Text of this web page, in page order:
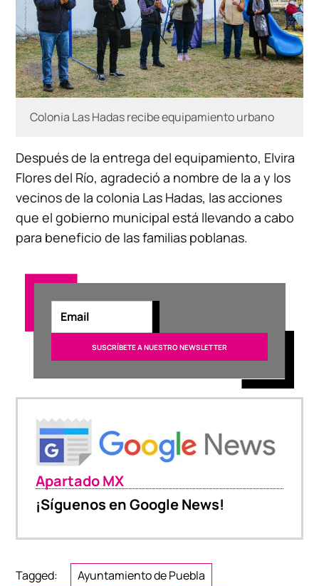
Colonia Las Hadas recibe equipamiento urbano
Después de la entrega del equipamiento, Elvira
Flores del Río, agradeció a nombre de la a y los
vecinos de la colonia Las Hadas, las acciones
que el gobierno municipal está llevando a cabo
para beneficio de las familias poblanas.
Apartado MX
¡Síguenos en Google News!
Tagged:
Ayuntamiento de Puebla